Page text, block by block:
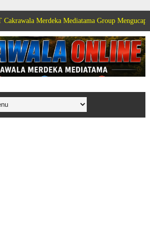
Mediatama Group Mengucapkan